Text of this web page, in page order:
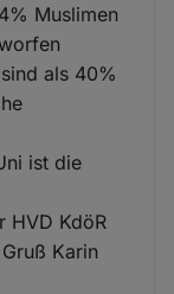
Muslimen
als 40%
ist die
HVD KdöR
Karin